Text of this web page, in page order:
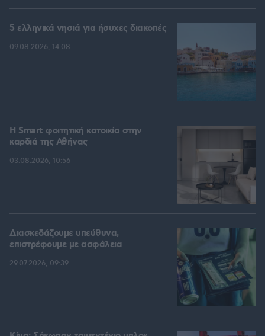
5 ελληνικά νησιά για ήσυχες διακοπές
09.08.2026, 14:08
Η Smart φοιτητική κατοικία στην
καρδιά της Αθήνας
03.08.2026, 10:56
Διασκεδάζουμε υπεύθυνα,
επιστρέφουμε με ασφάλεια
29.07.2026, 09:39